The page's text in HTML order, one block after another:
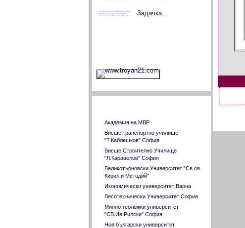
Задачка...
Академия на МВР
Висше транспортно училище
"Т.Каблешков" София
Висше Строително Училище
"Л.Каравелов" София
Великотърновски Университет "Св.св.
Кирил и Методий"
Икономически университет Варна
Лесотехнически Университет София
Минно-геоложки университет
"СВ.Ив.Рилски" София
Нов български университет